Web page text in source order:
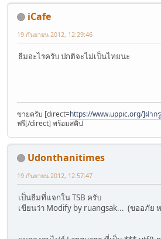
iCafe
19 กันยายน 2012, 12:29:46
ธีมอะไรครับ ปกติจะไม่เป็นไทยนะ
ขายครับ [direct=https://www.uppic.org/]ฝาก
ฟรี[/direct] พร้อมสคิป
Udonthanitimes
19 กันยายน 2012, 12:57:47
เป็นธีมที่แจกใน TSB ครับ
เขียนว่า Modify by ruangsak... (ขออภัย